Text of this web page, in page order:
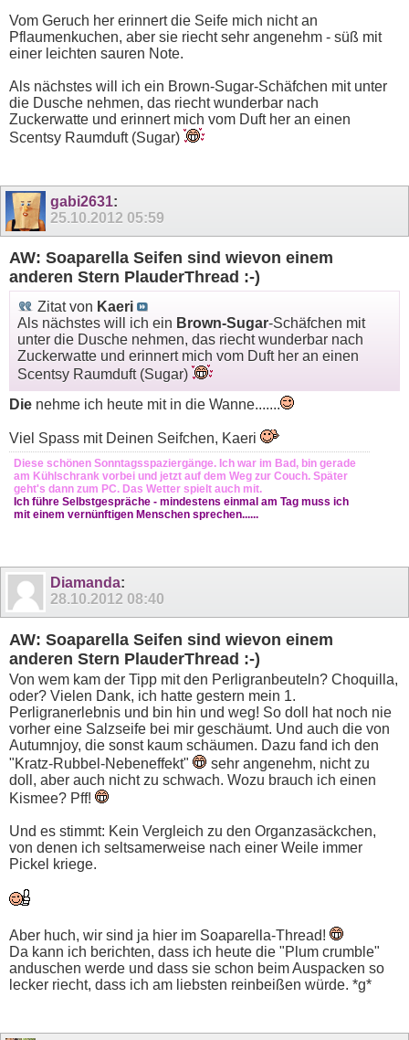
Vom Geruch her erinnert die Seife mich nicht an
Pflaumenkuchen, aber sie riecht sehr angenehm - süß mit
einer leichten sauren Note.
Als nächstes will ich ein Brown-Sugar-Schäfchen mit unter
die Dusche nehmen, das riecht wunderbar nach
Zuckerwatte und erinnert mich vom Duft her an einen
Scentsy Raumduft (Sugar)
gabi2631:
25.10.2012 05:59
AW: Soaparella Seifen sind wievon einem
anderen Stern PlauderThread :-)
Zitat von Kaeri
Als nächstes will ich ein Brown-Sugar-Schäfchen mit
unter die Dusche nehmen, das riecht wunderbar nach
Zuckerwatte und erinnert mich vom Duft her an einen
Scentsy Raumduft (Sugar)
Die nehme ich heute mit in die Wanne.......
Viel Spass mit Deinen Seifchen, Kaeri
Diese schönen Sonntagsspaziergänge. Ich war im Bad, bin gerade
am Kühlschrank vorbei und jetzt auf dem Weg zur Couch. Später
geht's dann zum PC. Das Wetter spielt auch mit.
Ich führe Selbstgespräche - mindestens einmal am Tag muss ich
mit einem vernünftigen Menschen sprechen......
Diamanda:
28.10.2012 08:40
AW: Soaparella Seifen sind wievon einem
anderen Stern PlauderThread :-)
Von wem kam der Tipp mit den Perligranbeuteln? Choquilla,
oder? Vielen Dank, ich hatte gestern mein 1.
Perligranerlebnis und bin hin und weg! So doll hat noch nie
vorher eine Salzseife bei mir geschäumt. Und auch die von
Autumnjoy, die sonst kaum schäumen. Dazu fand ich den
"Kratz-Rubbel-Nebeneffekt"
sehr angenehm, nicht zu
doll, aber auch nicht zu schwach. Wozu brauch ich einen
Kismee? Pff!
Und es stimmt: Kein Vergleich zu den Organzasäckchen,
von denen ich seltsamerweise nach einer Weile immer
Pickel kriege.
Aber huch, wir sind ja hier im Soaparella-Thread!
Da kann ich berichten, dass ich heute die "Plum crumble"
anduschen werde und dass sie schon beim Auspacken so
lecker riecht, dass ich am liebsten reinbeißen würde. *g*